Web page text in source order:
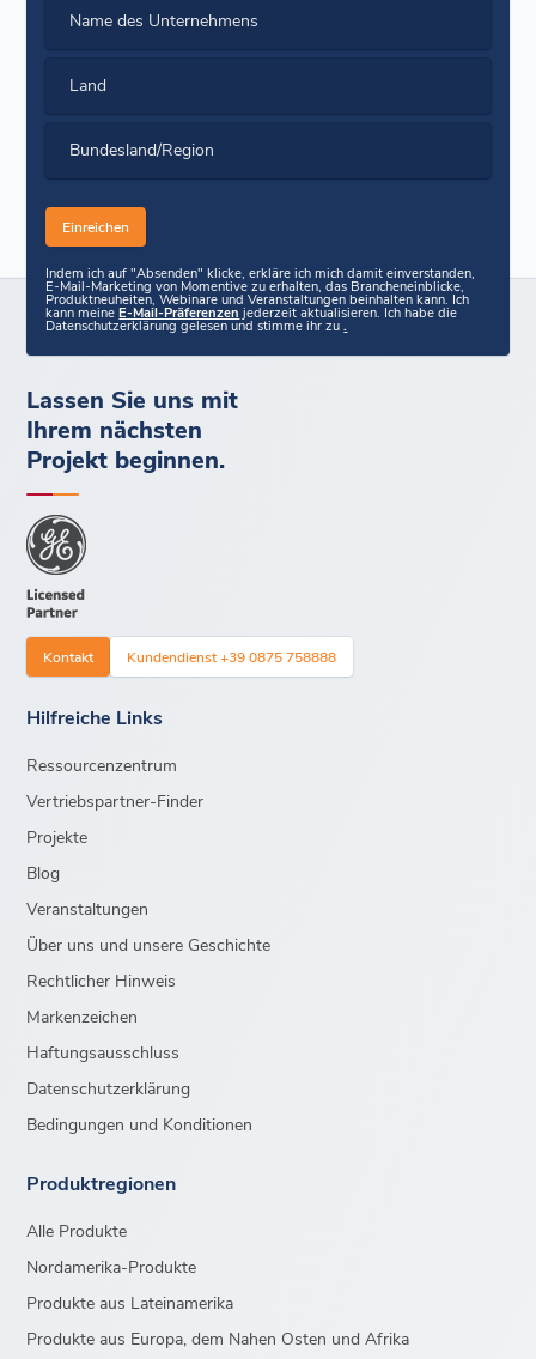
Name des Unternehmens
Land
Bundesland/Region
Indem ich auf "Absenden" klicke, erkläre ich mich damit einverstanden,
E-Mail-Marketing von Momentive zu erhalten, das Brancheneinblicke,
Produktneuheiten, Webinare und Veranstaltungen beinhalten kann. Ich
kann meineE-Mail-Präferenzen jederzeit aktualisieren. Ich habe die
Datenschutzerklärung gelesen und stimme ihr zu .
Lassen Sie uns mit
Ihrem nächsten
Projekt beginnen.
Kontakt Kundendienst +39 0875 758888
Hilfreiche Links
Ressourcenzentrum
Vertriebspartner-Finder
Projekte
Blog
Veranstaltungen
Über uns und unsere Geschichte
Rechtlicher Hinweis
Markenzeichen
Haftungsausschluss
Datenschutzerklärung
Bedingungen und Konditionen
Produktregionen
Alle Produkte
Nordamerika-Produkte
Produkte aus Lateinamerika
Produkte aus Europa, dem Nahen Osten und Afrika